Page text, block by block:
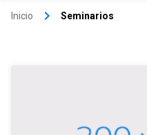
Inicio keyboard_arrow_right Seminarios